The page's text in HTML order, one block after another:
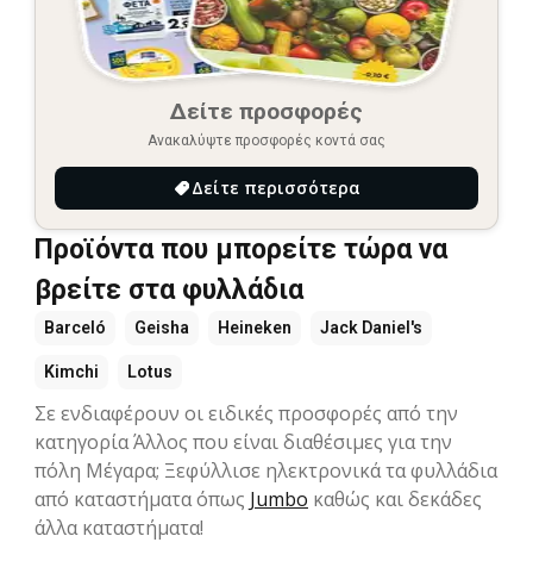
Δείτε προσφορές
Ανακαλύψτε προσφορές κοντά σας
Δείτε περισσότερα
Προϊόντα που μπορείτε τώρα να
βρείτε στα φυλλάδια
Barceló Geisha Heineken Jack Daniel's
Kimchi Lotus
Σε ενδιαφέρουν οι ειδικές προσφορές από την
κατηγορία Άλλος που είναι διαθέσιμες για την
πόλη Μέγαρα; Ξεφύλλισε ηλεκτρονικά τα φυλλάδια
από καταστήματα όπως Jumbo καθώς και δεκάδες
άλλα καταστήματα!